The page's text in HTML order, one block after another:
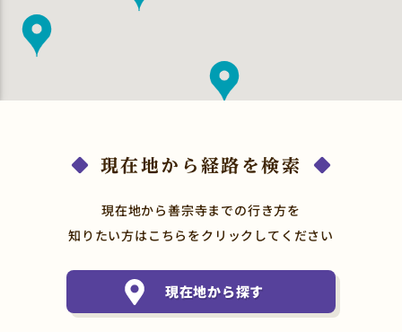
現在地から経路を検索
現在地から善宗寺までの行き方を
知りたい方はこちらをクリックしてください
現在地から探す